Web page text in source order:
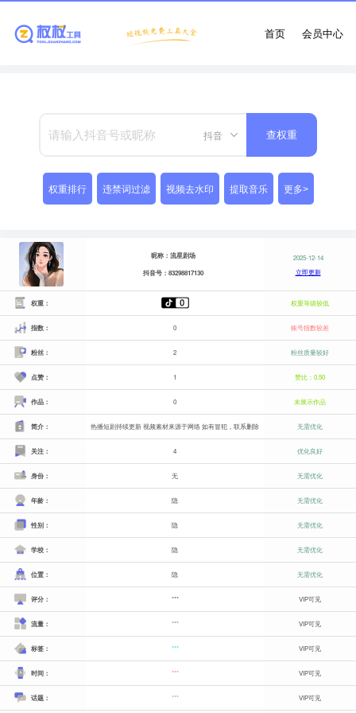
会员中心
首页
抖音 查权重
权重排行 违禁词过滤 视频去水印 提取音乐 更多>
昵称：流星剧场
抖音号：83298817130
2025-12-14
立即更新
权重： 权重等级较低
指数： 0 账号指数较差
粉丝： 2 粉丝质量较好
点赞： 1 赞比：0.50
作品： 0 未展示作品
简介： 热播短剧持续更新 视频素材来源于网络 如有冒犯，联系删除 无需优化
关注： 4 优化良好
身份： 无 无需优化
年龄： 隐 无需优化
性别： 隐 无需优化
学校： 隐 无需优化
位置： 隐 无需优化
评分： *** VIP可见
流量： *** VIP可见
标签： *** VIP可见
时间： *** VIP可见
话题： *** VIP可见